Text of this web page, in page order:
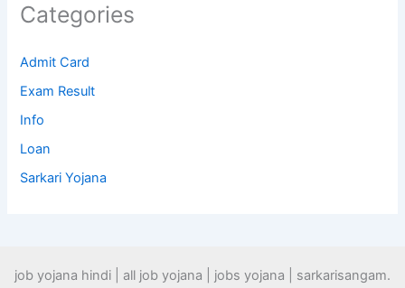
Categories
Admit Card
Exam Result
Info
Loan
Sarkari Yojana
job yojana hindi | all job yojana | jobs yojana | sarkarisangam.